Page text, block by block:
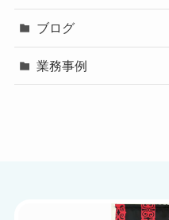
ブログ
業務事例